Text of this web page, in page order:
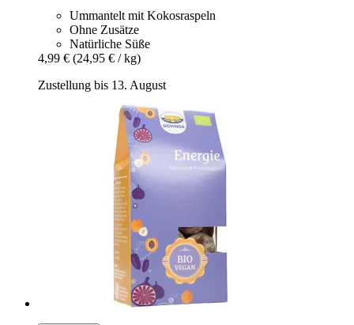
Ummantelt mit Kokosraspeln
Ohne Zusätze
Natürliche Süße
4,99 € (24,95 € / kg)
Zustellung bis 13. August